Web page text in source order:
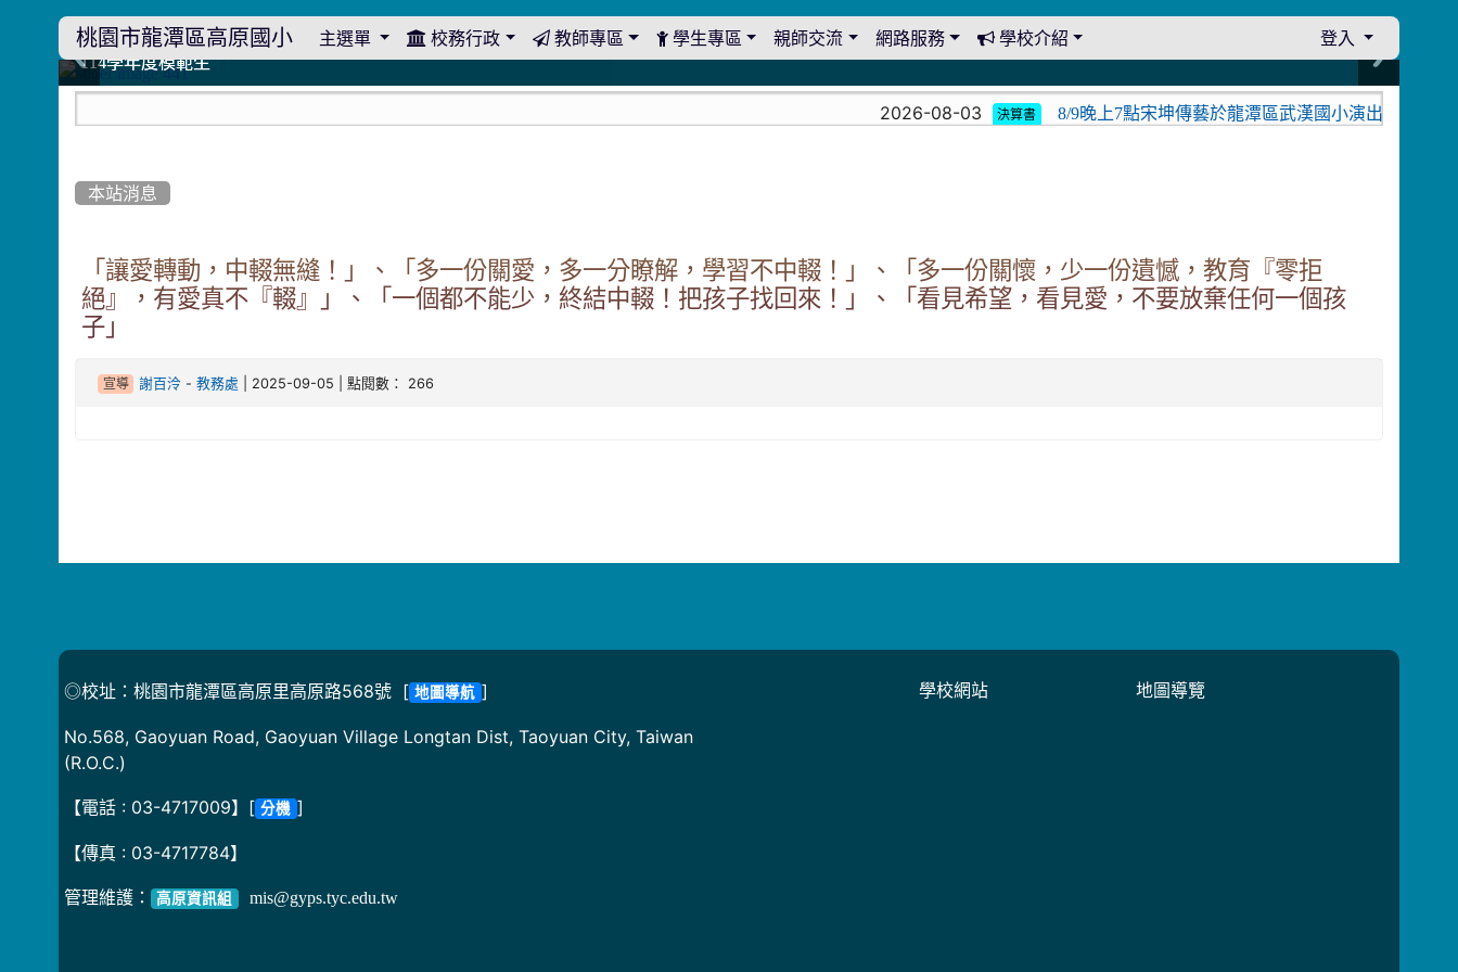
桃園市龍潭區高原國小 主選單 校務行政 教師專區 學生專區 親師交流 網路服務 學校介紹
登入
114學年度模範生
114學年度模範生
高原110 追夢向前行
高原110 追夢向前行
橄欖樹群
橄欖樹群
:::
2026-08-03 決算書 8/9晚上7點宋坤傳藝於龍潭區武漢國小演出。中壢光
本站消息
「讓愛轉動，中輟無縫！」、「多一份關愛，多一分瞭解，學習不中輟！」、「多一份關懷，少一份遺憾，教育『零拒
絕』，有愛真不『輟』」、「一個都不能少，終結中輟！把孩子找回來！」、「看見希望，看見愛，不要放棄任何一個孩
子」
宣導 謝百泠 -教務處 | 2025-09-05 | 點閱數： 266
◎校址：桃園市龍潭區高原里高原路568號 [ 地圖導航 ]
No.568, Gaoyuan Road, Gaoyuan Village Longtan Dist, Taoyuan City, Taiwan
(R.O.C.)
【電話 : 03-4717009】[ 分機 ]
【傳真 : 03-4717784】
管理維護： 高原資訊組 mis@gyps.tyc.edu.tw
學校網站 地圖導覽